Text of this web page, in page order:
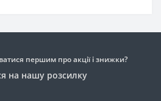
першим про акції і знижки?
на нашу розсилку